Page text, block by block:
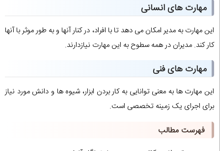
مهارت های انسانی
این مهارت به مدیر امکان می دهد تا با افراد، در کنار آنها و به طور موثر با آنها
کار کند. مدیران در همه سطوح به این مهارت نیازدارند.
مهارت های فنی
این مهارت ها به معنی توانایی به کار بردن ابزار، شیوه ها و دانش مورد نیاز
برای اجرای یک زمینه تخصصی است.
فهرست مطالب